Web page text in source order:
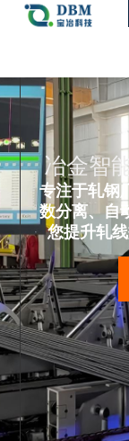
冶金智
专注于轧钢
数分离、 自
您提升轧线